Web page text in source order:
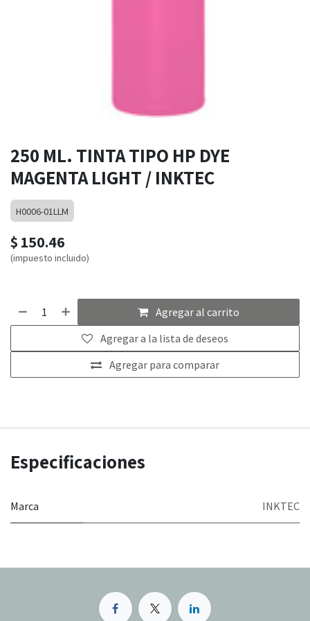
250 ML. TINTA TIPO HP DYE
MAGENTA LIGHT / INKTEC
H0006-01LLM
$ 150.46
(impuesto incluido)
Agregar al carrito
Agregar para comparar
Agregar a la lista de deseos
Especificaciones
Marca INKTEC